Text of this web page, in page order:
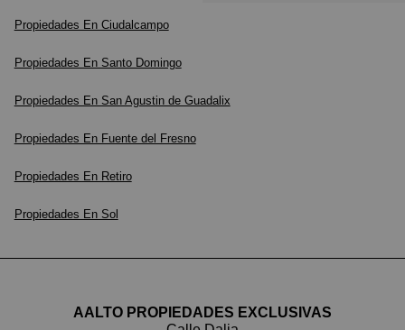
Propiedades En Ciudalcampo
Propiedades En Santo Domingo
Propiedades En San Agustin de Guadalix
Propiedades En Fuente del Fresno
Propiedades En Retiro
Propiedades En Sol
AALTO PROPIEDADES EXCLUSIVAS